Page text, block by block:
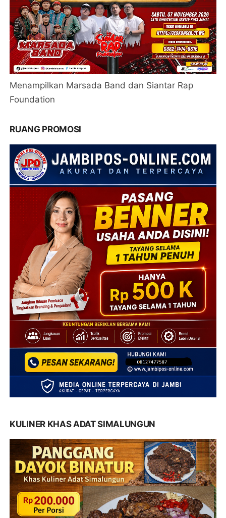
Menampilkan Marsada Band dan Siantar Rap
Foundation
RUANG PROMOSI
KULINER KHAS ADAT SIMALUNGUN